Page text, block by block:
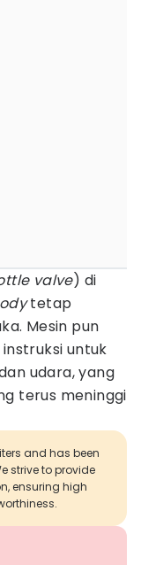
valve) di
tetap
Mesin pun
untuk
udara, yang
terus meninggi
and has been
strive to provide
ensuring high